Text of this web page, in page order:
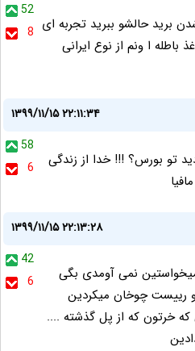
52
8 برید حالشو ببرید تجربه ای
ا ونم از نوع ایرانی
۱۳۹۹/۱۱/۱۵ ۲۲:۱۱:۳۴
58
6
تو بورس؟ !!! خدا از زندگی
۱۳۹۹/۱۱/۱۵ ۲۲:۱۳:۲۸
42
6
نمی آومدی بگی
رییست چوخان میکردین
که خرتون که از پل گذشته ....